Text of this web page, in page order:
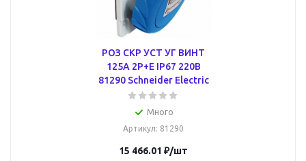
РОЗ СКР УСТ УГ ВИНТ
125А 2P+E IP67 220В
81290 Schneider Electric
Много
Артикул: 81290
15 466.01 ₽/шт